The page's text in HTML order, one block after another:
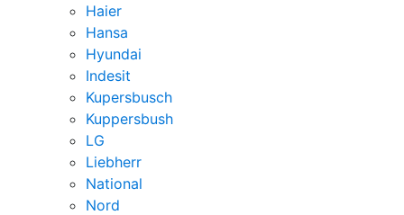
Haier
Hansa
Hyundai
Indesit
Kupersbusch
Kuppersbush
LG
Liebherr
National
Nord